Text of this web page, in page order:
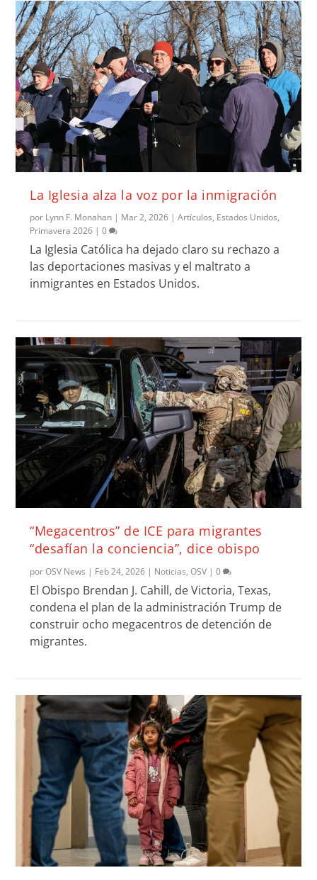
La Iglesia alza la voz por la inmigración
por Lynn F. Monahan | Mar 2, 2026 |Artículos, Estados Unidos,
Primavera 2026 |0
La Iglesia Católica ha dejado claro su rechazo a
las deportaciones masivas y el maltrato a
inmigrantes en Estados Unidos.
“Megacentros” de ICE para migrantes
“desafían la conciencia”, dice obispo
porOSV News | Feb 24, 2026 | Noticias,OSV |0
El Obispo Brendan J. Cahill, de Victoria, Texas,
condena el plan de la administración Trump de
construir ocho megacentros de detención de
migrantes.